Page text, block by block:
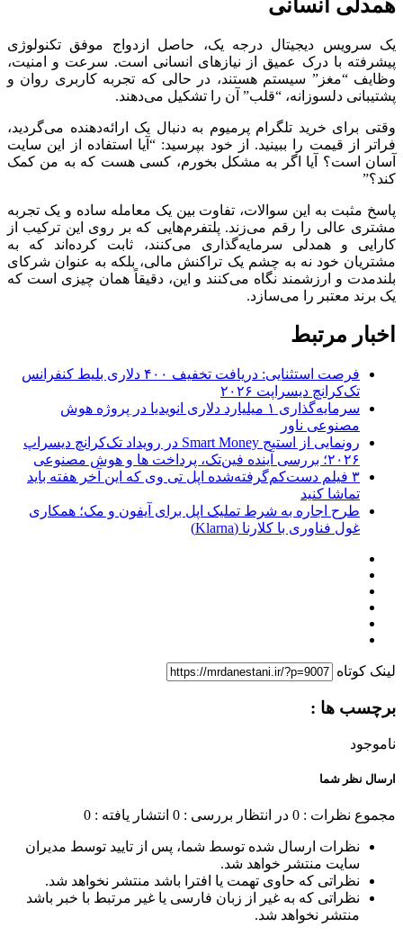
همدلی انسانی
یک سرویس دیجیتال درجه یک، حاصل ازدواج موفق تکنولوژی
پیشرفته با درک عمیق از نیازهای انسانی است. سرعت و امنیت،
وظایف “مغز” سیستم هستند، در حالی که تجربه کاربری روان و
پشتیبانی دلسوزانه، “قلب” آن را تشکیل می‌دهند.
وقتی برای خرید تلگرام پرمیوم به دنبال یک ارائه‌دهنده می‌گردید،
فراتر از قیمت را ببینید. از خود بپرسید: “آیا استفاده از این سایت
آسان است؟ آیا اگر به مشکل بخورم، کسی هست که به من کمک
کند؟”
پاسخ مثبت به این سوالات، تفاوت بین یک معامله ساده و یک تجربه
مشتری عالی را رقم می‌زند. پلتفرم‌هایی که بر روی این ترکیب از
کارایی و همدلی سرمایه‌گذاری می‌کنند، ثابت کرده‌اند که به
مشتریان خود نه به چشم یک تراکنش مالی، بلکه به عنوان شرکای
بلندمدت و ارزشمند نگاه می‌کنند و این، دقیقاً همان چیزی است که
یک برند معتبر را می‌سازد.
اخبار مرتبط
فرصت استثنایی: دریافت تخفیف ۴۰۰ دلاری بلیط کنفرانس
تک‌کرانچ دیسراپت ۲۰۲۶
سرمایه‌گذاری ۱ میلیارد دلاری انویدیا در پروژه هوش
مصنوعی ناور
رونمایی از استیج Smart Money در رویداد تک‌کرانچ دیسراپ
۲۰۲۶؛ بررسی آینده فین‌تک، پرداخت‌ ها و هوش مصنوعی
۳ فیلم دست‌کم‌گرفته‌شده اپل تی وی که این آخر هفته باید
تماشا کنید
طرح اجاره به شرط تملیک اپل برای آیفون و مک؛ همکاری
غول فناوری با کلارنا (Klarna)
لینک کوتاه
برچسب ها :
ناموجود
ارسال نظر شما
مجموع نظرات : 0 در انتظار بررسی : 0 انتشار یافته : 0
نظرات ارسال شده توسط شما، پس از تایید توسط مدیران
سایت منتشر خواهد شد.
نظراتی که حاوی تهمت یا افترا باشد منتشر نخواهد شد.
نظراتی که به غیر از زبان فارسی یا غیر مرتبط با خبر باشد
منتشر نخواهد شد.